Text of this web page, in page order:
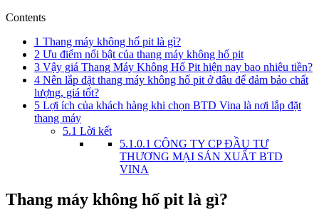
Contents
1 Thang máy không hố pit là gì?
2 Ưu điểm nổi bật của thang máy không hố pit
3 Vậy giá Thang Máy Không Hố Pit hiện nay bao nhiêu tiền?
4 Nên lắp đặt thang máy không hố pit ở đâu để đảm bảo chất
lượng, giá tốt?
5 Lợi ích của khách hàng khi chọn BTD Vina là nơi lắp đặt
thang máy
5.1 Lời kết
5.1.0.1 CÔNG TY CP ĐẦU TƯ
THƯƠNG MẠI SẢN XUẤT BTD
VINA
Thang máy không hố pit là gì?